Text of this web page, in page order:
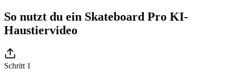
So nutzt du ein Skateboard Pro KI-
Haustiervideo
Schritt 1